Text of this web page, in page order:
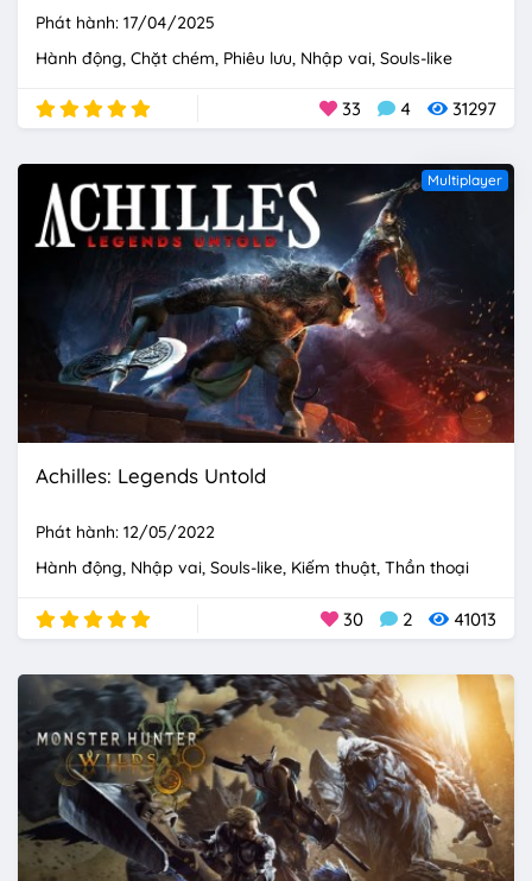
Phát hành: 17/04/2025
Hành động Chặt chém Phiêu lưu Nhập vai Souls-like
33 4 31297
Multiplayer
Achilles: Legends Untold
Phát hành: 12/05/2022
Hành động Nhập vai Souls-like Kiếm thuật Thần thoại
30 2 41013